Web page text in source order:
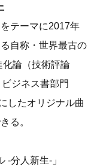
テーマに2017年
自称・世界最古の
論（技術評論
ジネス書部門
したオリジナル曲
る。
分人新生-」